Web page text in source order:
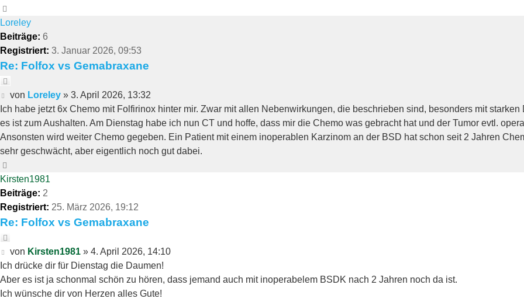
oben
Loreley
Beiträge: 6
Registriert: 3. Januar 2026, 09:53
Re: Folfox vs Gemabraxane
Beitrag
von Loreley» 3. April 2026, 13:32
Ich habe jetzt 6x Chemo mit Folfirinox hinter mir. Zwar mit allen Nebenwirkungen, die beschrieben sind, besonders mit starken
es ist zum Aushalten. Am Dienstag habe ich nun CT und hoffe, dass mir die Chemo was gebracht hat und der Tumor evtl.
Ansonsten wird weiter Chemo gegeben. Ein Patient mit einem inoperablen Karzinom an der BSD hat schon seit 2 Jahren
sehr geschwächt, aber eigentlich noch gut dabei.
oben
Kirsten1981
Beiträge: 2
Registriert: 25. März 2026, 19:12
Re: Folfox vs Gemabraxane
Beitrag
von Kirsten1981» 4. April 2026, 14:10
Ich drücke dir für Dienstag die Daumen!
Aber es ist ja schonmal schön zu hören, dass jemand auch mit inoperabelem BSDK nach 2 Jahren noch da ist.
Ich wünsche dir von Herzen alles Gute!